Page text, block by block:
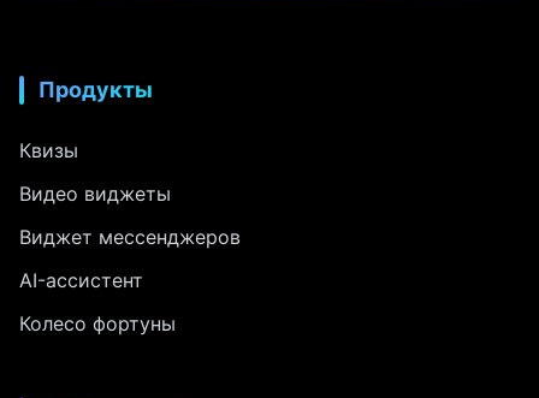
Продукты
Квизы
Видео виджеты
Виджет мессенджеров
AI-ассистент
Колесо фортуны